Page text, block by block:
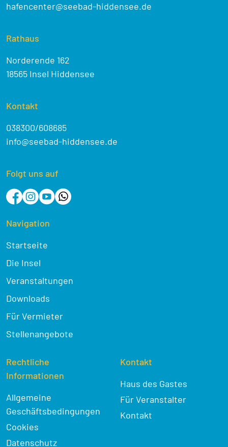
hafencenter@seebad-hiddensee.de
Rathaus
Norderende 162
18565 Insel Hiddensee
Kontakt
038300/608685
info@seebad-hiddensee.de
Folgt uns auf
Navigation
Startseite
Die Insel
Veranstaltungen
Downloads
Für Vermieter
Stellenangebote
Rechtliche
Informationen
Allgemeine
Geschäftsbedingungen
Cookies
Datenschutz
Kontakt
Haus des Gastes
Für Veranstalter
Kontakt